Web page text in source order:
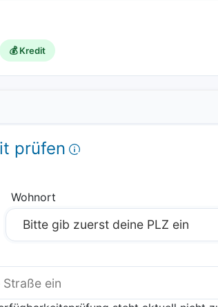
💰 Kredit